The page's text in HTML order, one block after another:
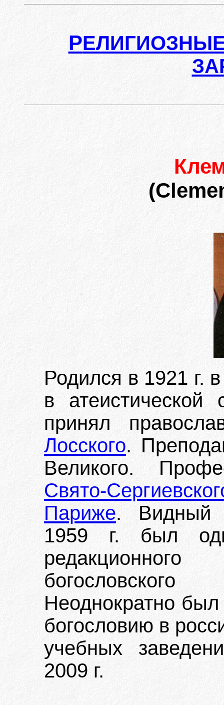
Р
Родился в 1921 г.
в
принял
Лосского.
Великого.
Свято-
Париже. Видный
1959 г. был
редакционного
Неоднократно
богословию в
учебных
2009 г.